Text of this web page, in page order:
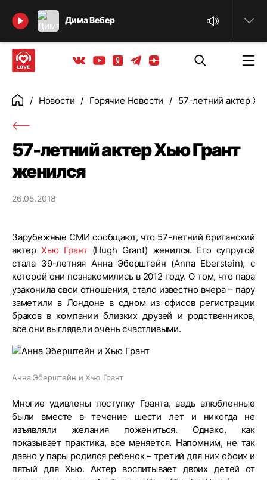
Дима Вебер
Найти
Вконтакте
YoutubeОдноклассники
ТелеграмЯндекс дзен
ГлавнаяНовости Горячие Новости 57-летний актер
57-летний актер Хью Грант
женился
26.05.2018
Зарубежные СМИ сообщают, что 57-летний британский
актерХью Грант(Hugh Grant) женился. Его супругой
стала 39-летняя Анна Эберштейн (Anna Eberstein), с
которой они познакомились в 2012 году. О том, что пара
узаконила свои отношения, стало известно вчера – пару
заметили в Лондоне в одном из офисов регистрации
браков в компании близких друзей и родственников,
все они выглядели очень счастливыми.
Анна Эберштейн и Хью Грант
Многие удивлены поступку Гранта, ведь влюбленные
были вместе в течение шести лет и никогда не
изъявляли желания пожениться. Однако, как
показывает практика, все меняется. Напомним, не так
давно у пары родился ребенок – третий для них обоих и
пятый для Хью. Актер воспитывает двоих детей от